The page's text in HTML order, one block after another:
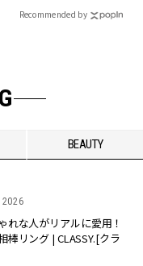
Recommended by
BEAUTY
2026
れな人がリアルに愛用！
棒リング | CLASSY.[クラ